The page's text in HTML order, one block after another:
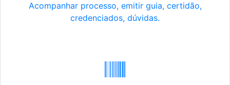
Acompanhar processo, emitir guia, certidão,
credenciados, dúvidas.